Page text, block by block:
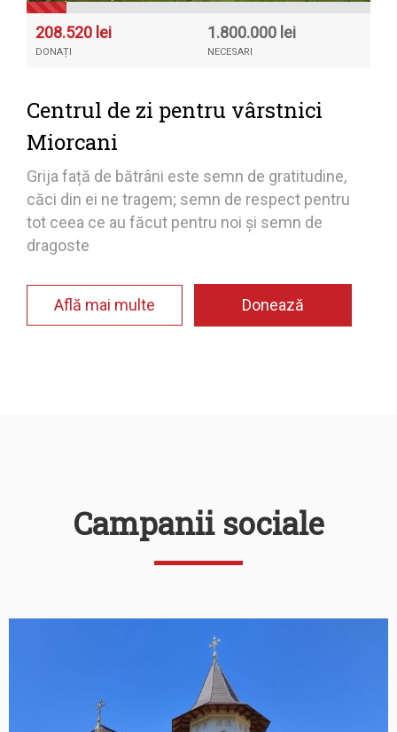
208.520 lei
DONAȚI
1.800.000 lei
NECESARI
Centrul de zi pentru vârstnici
Miorcani
Grija față de bătrâni este semn de gratitudine,
căci din ei ne tragem; semn de respect pentru
tot ceea ce au făcut pentru noi și semn de
dragoste
Află mai multe Donează
Campanii sociale